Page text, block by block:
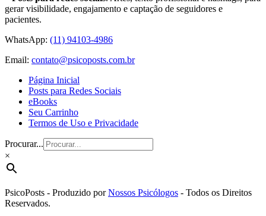
gerar visibilidade, engajamento e captação de seguidores e
pacientes.
WhatsApp: (11) 94103-4986
Email: contato@psicoposts.com.br
Página Inicial
Posts para Redes Sociais
eBooks
Seu Carrinho
Termos de Uso e Privacidade
Procurar...
×
PsicoPosts - Produzido porNossos Psicólogos - Todos os Direitos
Reservados.